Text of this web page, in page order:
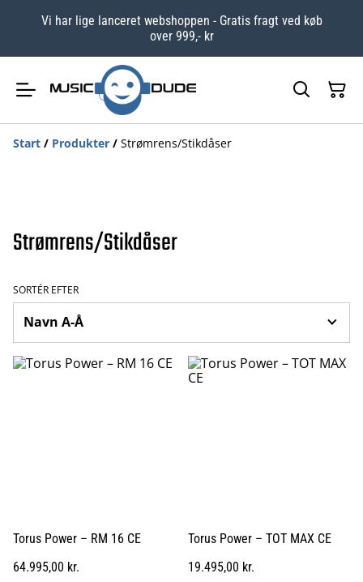
Vi har lige lanceret webshoppen - Gratis fragt ved køb
over 999,- kr
Start / Produkter / Strømrens/Stikdåser
Strømrens/Stikdåser
SORTÉR EFTER
Torus Power – RM 16 CE
64.995,00 kr.
Torus Power – TOT MAX CE
19.495,00 kr.